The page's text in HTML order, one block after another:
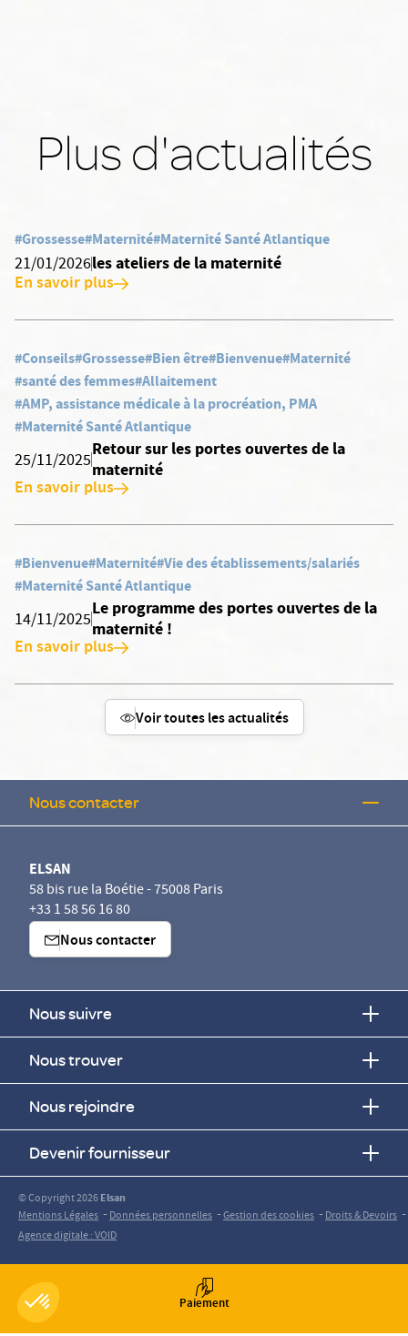
Paiement
Plus d'actualités
#Grossesse#Maternité#Maternité Santé Atlantique
21/01/2026les ateliers de la maternité
En savoir plus
#Conseils#Grossesse#Bien être#Bienvenue#Maternité
#santé des femmes#Allaitement
#AMP, assistance médicale à la procréation, PMA
#Maternité Santé Atlantique
25/11/2025
Retour sur les portes ouvertes de la
maternité
En savoir plus
#Bienvenue#Maternité#Vie des établissements/salariés
#Maternité Santé Atlantique
14/11/2025
Le programme des portes ouvertes de la
maternité !
En savoir plus
Voir toutes les actualités
Nous contacter
ELSAN
58 bis rue la Boétie - 75008 Paris
+33 1 58 56 16 80
Nous contacter
Nous suivre
Nous trouver
Nous rejoindre
Devenir fournisseur
© Copyright 2026Elsan
Mentions Légales -Données personnelles -Gestion des cookies -Droits & Devoirs -
Agence digitale : VOID